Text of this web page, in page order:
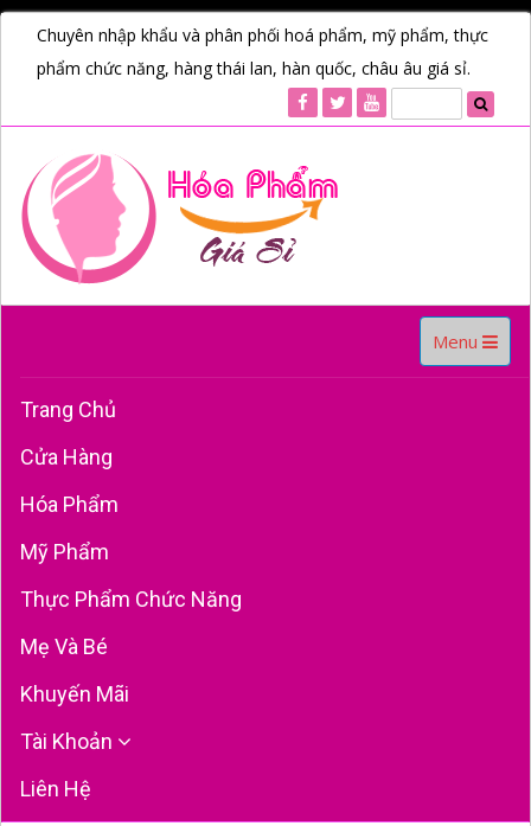
Chuyên nhập khẩu và phân phối hoá phẩm, mỹ phẩm, thực
phẩm chức năng, hàng thái lan, hàn quốc, châu âu giá sỉ.
Toggle
navigation
Menu
Trang Chủ
Cửa Hàng
Hóa Phẩm
Mỹ Phẩm
Thực Phẩm Chức Năng
Mẹ Và Bé
Khuyến Mãi
Tài Khoản
Liên Hệ